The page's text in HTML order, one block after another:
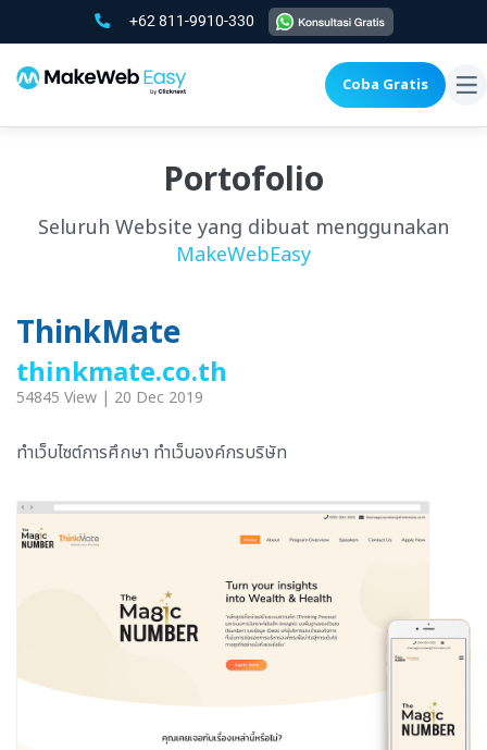
+62 811-9910-330
Coba Gratis
Portofolio
Seluruh Website yang dibuat menggunakan
MakeWebEasy
ThinkMate
thinkmate.co.th
54845 View | 20 Dec 2019
ทำเว็บไซต์การศึกษา ทำเว็บองค์กรบริษัท